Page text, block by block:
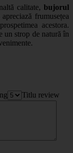
calitate, bujorul
frumusețea
acestora.
un strop de natură în
Titlu review